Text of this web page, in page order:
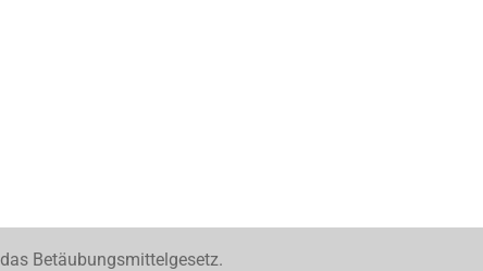
Betäubungsmittelgesetz.